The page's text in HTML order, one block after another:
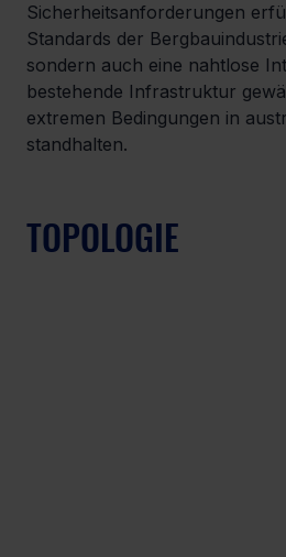
Sicherheitsanforderungen
Standards der
sondern auch eine nahtlose
bestehende Infrastruktur
extremen Bedingungen in
standhalten.
TOPOLOGIE